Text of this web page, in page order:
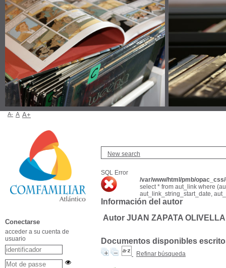
New search
SQL Error
/var/www/html/pmb/
select * from aut_link where
aut_link_string_start_date,
Información del autor
Autor JUAN ZAPATA OLIVELLA
Documentos disponibles
Refinar búsqueda
A- A A+
Conectarse
acceder a su cuenta de
usuario